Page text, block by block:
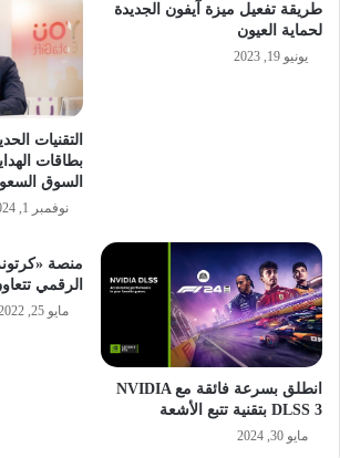
طريقة تفعيل ميزة آيفون الجديدة
لحماية العيون
يونيو 19, 2023
التقنيات
بطاقات
السوق
نوفمبر 1, 2024
انطلق بسرعة فائقة مع NVIDIA
DLSS 3 بتقنية تتبع الأشعة
مايو 30, 2024
منصة
الرقمي
مايو 25, 2022